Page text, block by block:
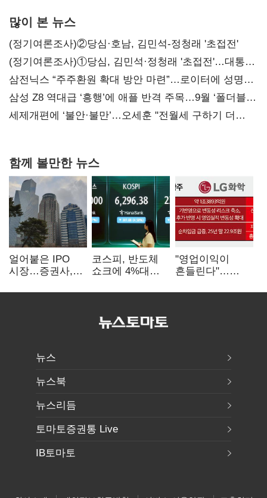
많이 본 뉴스
(정기여론조사)②당심·호남, 김민석-정청래 '초접전'
(정기여론조사)①당심, 김민석·정청래 '초접전'…대통령
지지도 '50% 아래로'(종합)
삼전닉스 “주주환원 확대 방안 마련”…로이터에 성명
보내
삼성 Z8 역대급 ‘흥행’에 애플 반격 주목…9월 ‘폴더블
대전’
세제개편에 ‘불안·불만’…오세훈 "전월세 구하기 더
함께 볼만한 뉴스
얼어붙은 IPO
시장…증권사,
전쟁' 기대
코스피, 반도체
쇼크에 4%대
5거래일째 상승
"영업이익이
흔들린다"…
18에 취약
뉴스
뉴스북
뉴스리듬
토마토증권통 Live
IB토마토